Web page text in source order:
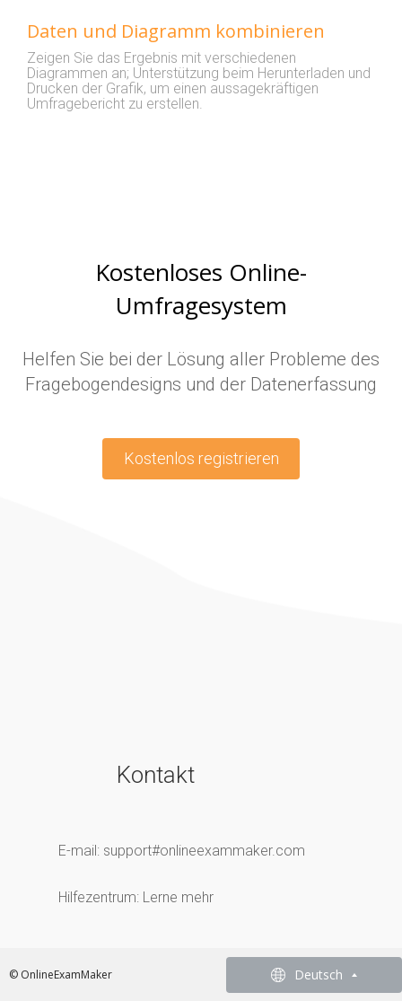
Daten und Diagramm kombinieren
Zeigen Sie das Ergebnis mit verschiedenen
Diagrammen an; Unterstützung beim Herunterladen und
Drucken der Grafik, um einen aussagekräftigen
Umfragebericht zu erstellen.
Kostenloses Online-
Umfragesystem
Helfen Sie bei der Lösung aller Probleme des
Fragebogendesigns und der Datenerfassung
Kostenlos registrieren
Kontakt
E-mail: support#onlineexammaker.com
Hilfezentrum: Lerne mehr
© OnlineExamMaker Deutsch
English
French - Francais